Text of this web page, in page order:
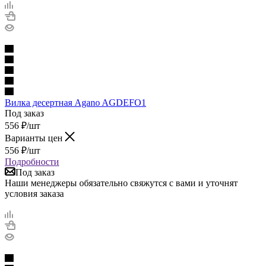
Вилка десертная Agano AGDEFO1
Под заказ
556 ₽/шт
Варианты цен
556 ₽/шт
Подробности
Под заказ
Наши менеджеры обязательно свяжутся с вами и уточнят
условия заказа